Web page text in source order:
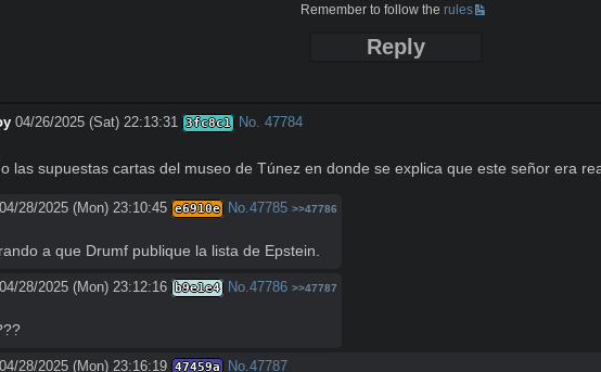
Remember to follow therules
Reply
04/26/2025 (Sat) 22:13:31 3fc8c1 No. 47784
las supuestas cartas del museo de Túnez en donde se explica que este señor era
04/28/2025 (Mon) 23:10:45 e6910e No. 47785 >>47786
a que Drumf publique la lista de Epstein.
04/28/2025 (Mon) 23:12:16 b9e1e4 No. 47786 >>47787
04/28/2025 (Mon) 23:16:19 47459a No. 47787